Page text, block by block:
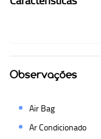
Observações
Air Bag
Ar Condicionado